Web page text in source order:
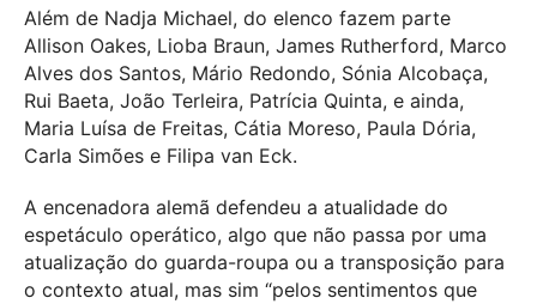
Além de Nadja Michael, do elenco fazem parte
Allison Oakes, Lioba Braun, James Rutherford, Marco
Alves dos Santos, Mário Redondo, Sónia Alcobaça,
Rui Baeta, João Terleira, Patrícia Quinta, e ainda,
Maria Luísa de Freitas, Cátia Moreso, Paula Dória,
Carla Simões e Filipa van Eck.
A encenadora alemã defendeu a atualidade do
espetáculo operático, algo que não passa por uma
atualização do guarda-roupa ou a transposição para
o contexto atual, mas sim “pelos sentimentos que